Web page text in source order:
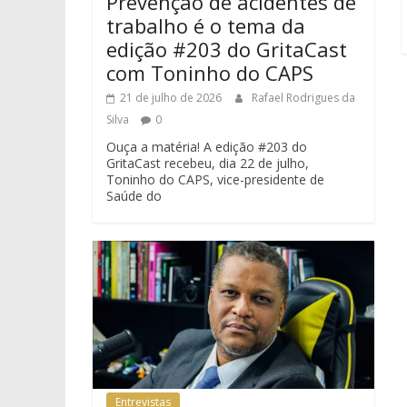
trabalho é o tema da
edição #203 do GritaCast
com Toninho do CAPS
21 de julho de 2026
Rafael Rodrigues da
Silva
0
Ouça a matéria! A edição #203 do
GritaCast recebeu, dia 22 de julho,
Toninho do CAPS, vice-presidente de
Saúde do
Entrevistas